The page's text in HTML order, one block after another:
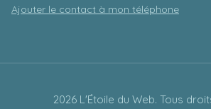
Ajouter le contact à mon téléphone
2026 L'Étoile du Web. Tous